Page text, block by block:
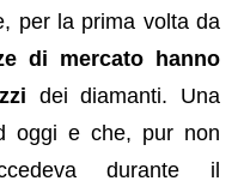
per la prima volta da
di mercato hanno
dei diamanti. Una
oggi e che, pur non
durante il